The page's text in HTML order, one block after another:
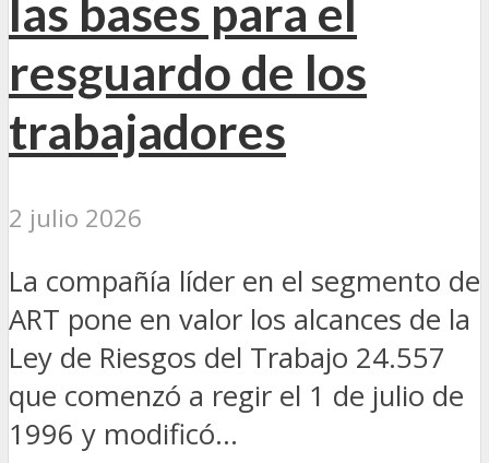
las bases para el
resguardo de los
trabajadores
2 julio 2026
La compañía líder en el segmento de
ART pone en valor los alcances de la
Ley de Riesgos del Trabajo 24.557
que comenzó a regir el 1 de julio de
1996 y modificó...